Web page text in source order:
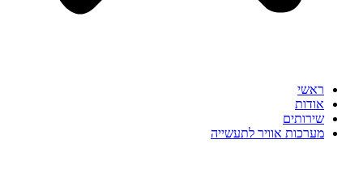
ראשי
אודות
שירותים
מערכות אוויר לתעשייה